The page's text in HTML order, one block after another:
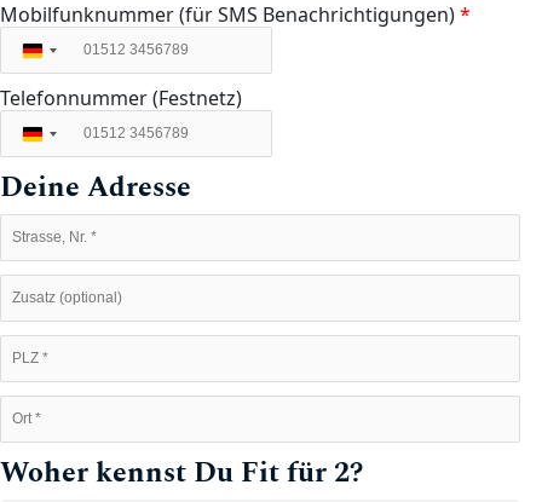
Mobilfunknummer (für SMS Benachrichtigungen)*
Deutschland
+49
Telefonnummer (Festnetz)
Deutschland
+49
Deine Adresse
Woher kennst Du Fit für 2?